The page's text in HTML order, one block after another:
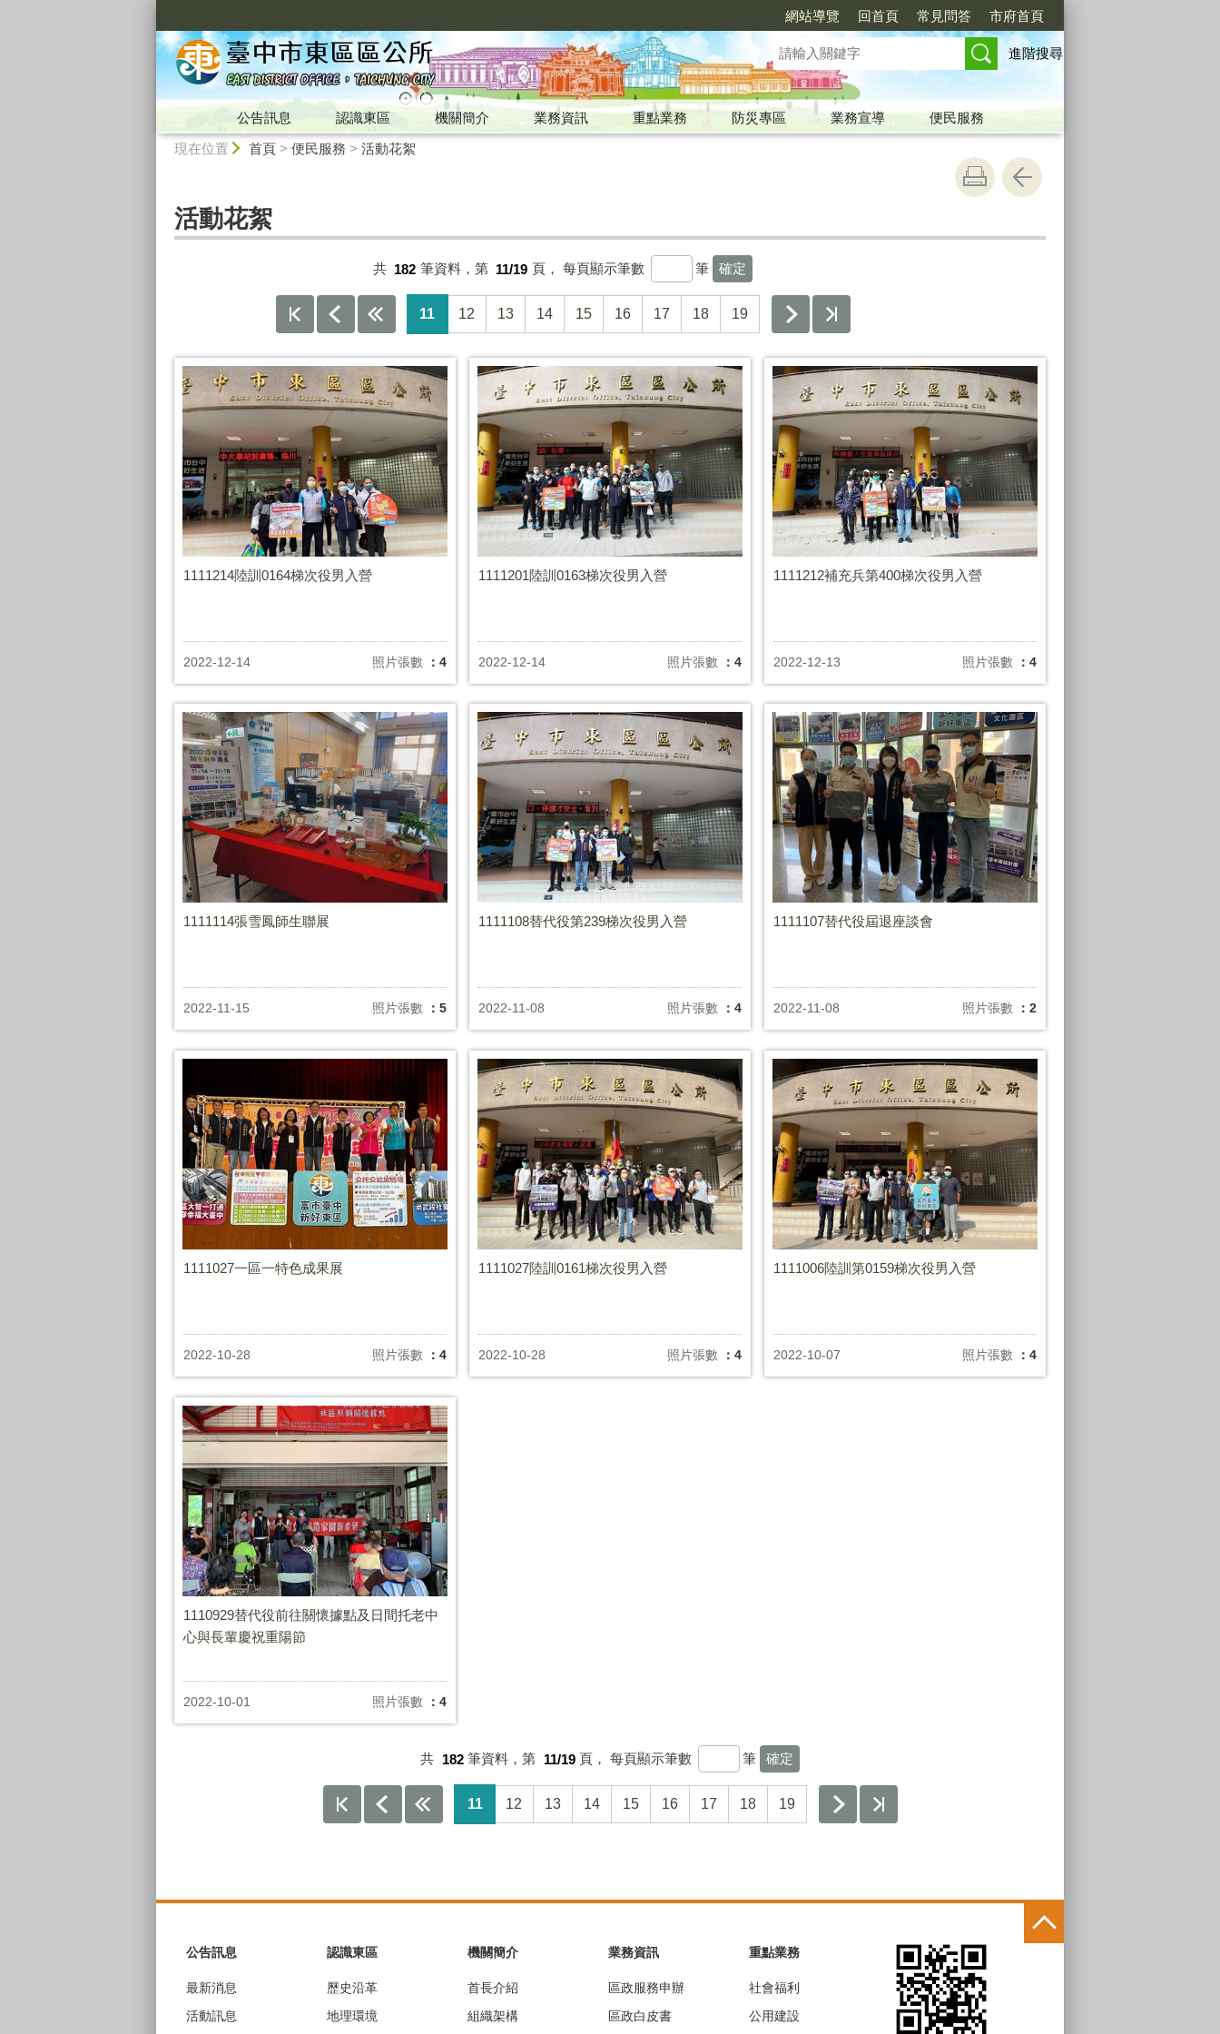
網站導覽 回首頁 常見問答 市府首頁
進階搜尋
公告訊息 認識東區 機關簡介 業務資訊 重點業務 防災專區 業務宣導
便民服務
現在位置 首頁> 便民服務 > 活動花絮
活動花絮
共 182 筆資料，第 11/19 頁， 每頁顯示筆數 筆
11 12 13 14 15 16 17 18 19
1111214陸訓0164梯次役男入營
2022-12-14 照片張數 ：4
1111201陸訓0163梯次役男入營
2022-12-14 照片張數 ：4
1111212補充兵第400梯次役男入營
2022-12-13 照片張數 ：4
1111114張雪鳳師生聯展
2022-11-15 照片張數 ：5
1111108替代役第239梯次役男入營
2022-11-08 照片張數 ：4
1111107替代役屆退座談會
2022-11-08 照片張數 ：2
1111027一區一特色成果展
2022-10-28 照片張數 ：4
1111027陸訓0161梯次役男入營
2022-10-28 照片張數 ：4
1111006陸訓第0159梯次役男入營
2022-10-07 照片張數 ：4
1110929替代役前往關懷據點及日間托老中
心與長輩慶祝重陽節
2022-10-01 照片張數 ：4
共 182 筆資料，第 11/19 頁， 每頁顯示筆數 筆
11 12 13 14 15 16 17 18 19
公告訊息
最新消息
活動訊息
認識東區
歷史沿革
地理環境
機關簡介
首長介紹
組織架構
業務資訊
區政服務申辦
區政白皮書
重點業務
社會福利
公用建設